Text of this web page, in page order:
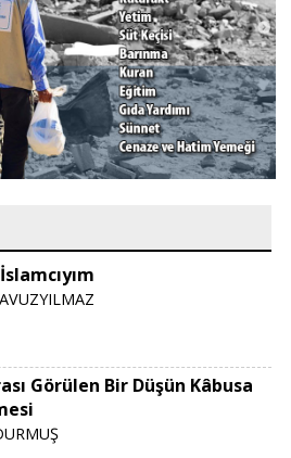
Görülen Bir Düşün Kâbusa